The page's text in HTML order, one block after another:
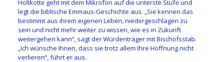
Holtkotte geht mit dem Mikrofon auf die unterste Stufe und
legt die biblische Emmaus-Geschichte aus. „Sie kennen das
bestimmt aus ihrem eigenen Leben, niedergeschlagen zu
sein und nicht mehr weiter zu wissen, wie es in Zukunft
weitergehen kann“, sagt der Würdenträger mit Bischofsstab.
„Ich wünsche Ihnen, dass sie trotz allem Ihre Hoffnung nicht
verlieren“, führt er aus.